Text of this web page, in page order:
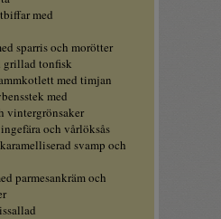
med
sparris och morötter
grillad tonfisk
med timjan
med
vintergrönsaker
och vårlöksås
svamp och
parmesankräm och